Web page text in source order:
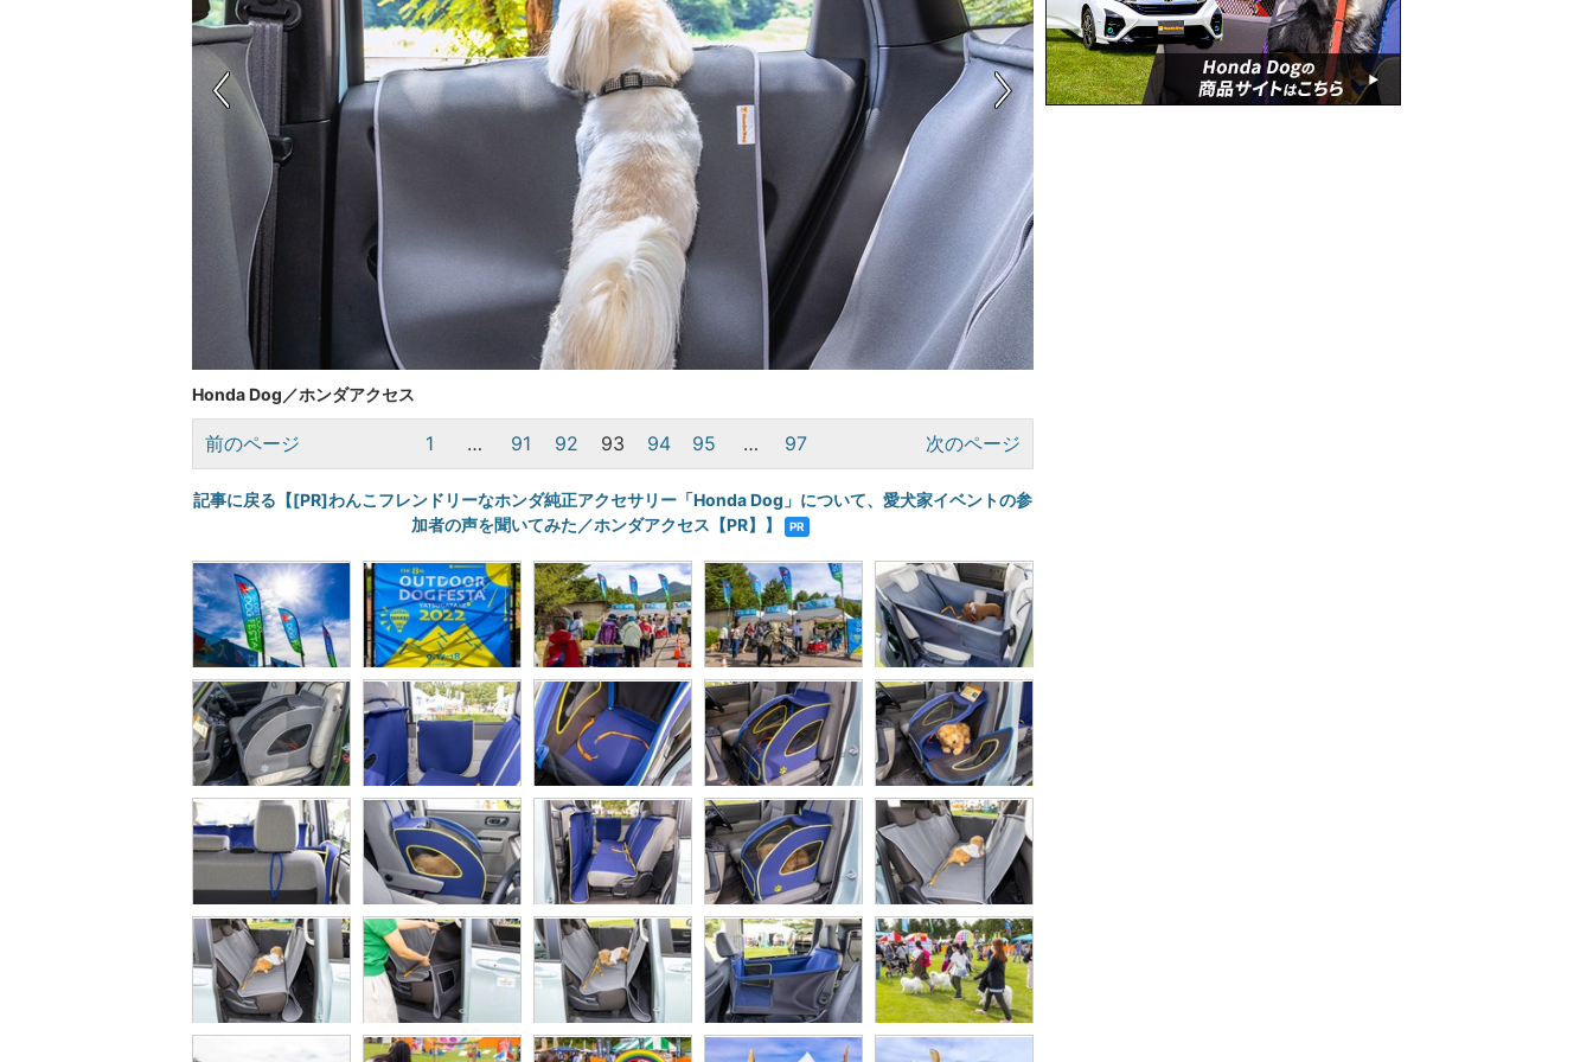
Honda Dog／ホンダアクセス
前のページ 1 … 91 92 93 94 95 … 97 次のページ
記事に戻る【[PR]わんこフレンドリーなホンダ純正アクセサリー「Honda Dog」について、愛犬家イベントの参
加者の声を聞いてみた／ホンダアクセス【PR】】
PR